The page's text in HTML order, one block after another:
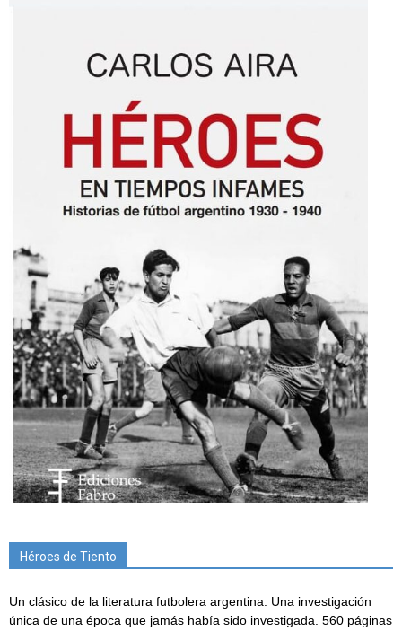
Héroes de Tiento
Un clásico de la literatura futbolera argentina. Una investigación
única de una época que jamás había sido investigada. 560 páginas